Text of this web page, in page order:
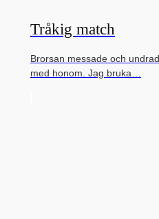
Tråkig match
Brorsan messade och
med honom. Jag bruka…